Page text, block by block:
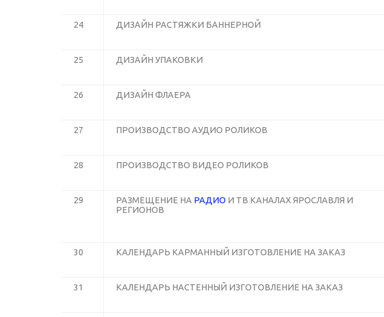
24 ДИЗАЙН РАСТЯЖКИ БАННЕРНОЙ
25 ДИЗАЙН УПАКОВКИ
26 ДИЗАЙН ФЛАЕРА
27 ПРОИЗВОДСТВО АУДИО РОЛИКОВ
28 ПРОИЗВОДСТВО ВИДЕО РОЛИКОВ
29 РАЗМЕЩЕНИЕ НА РАДИО И ТВ КАНАЛАХ ЯРОСЛАВЛЯ И
РЕГИОНОВ
30 КАЛЕНДАРЬ КАРМАННЫЙ ИЗГОТОВЛЕНИЕ НА ЗАКАЗ
31 КАЛЕНДАРЬ НАСТЕННЫЙ ИЗГОТОВЛЕНИЕ НА ЗАКАЗ